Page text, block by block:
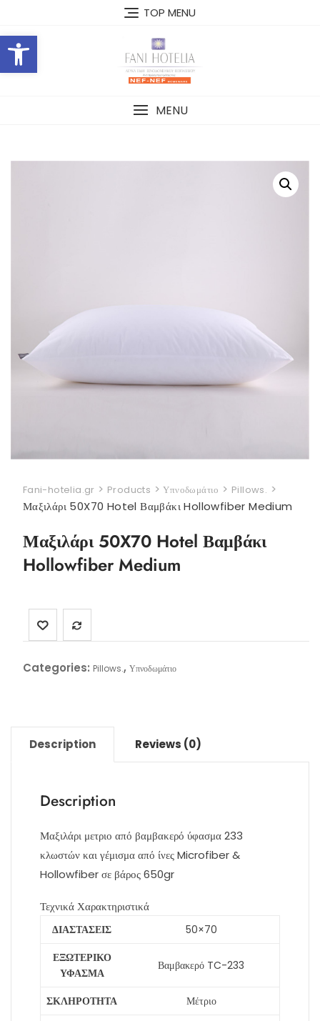
Open toolbar
content
TOP MENU
MENU
Fani-hotelia.gr > Products >Υπνοδωμάτιο > Pillows. >
Μαξιλάρι 50X70 Hotel Βαμβάκι Hollowfiber Medium
Μαξιλάρι 50X70 Hotel Βαμβάκι
Hollowfiber Medium
Categories: Pillows., Υπνοδωμάτιο
Description Reviews (0)
Description
Μαξιλάρι μετριο από βαμβακερό ύφασμα 233
κλωστών και γέμισμα από ίνες Microfiber &
Hollowfiber σε βάρος 650gr
Τεχνικά Χαρακτηριστικά
ΔΙΑΣΤΑΣΕΙΣ
50×70
ΕΞΩΤΕΡΙΚΟ
ΥΦΑΣΜΑ
Βαμβακερό TC-233
ΣΚΛΗΡΟΤΗΤΑ Μέτριο